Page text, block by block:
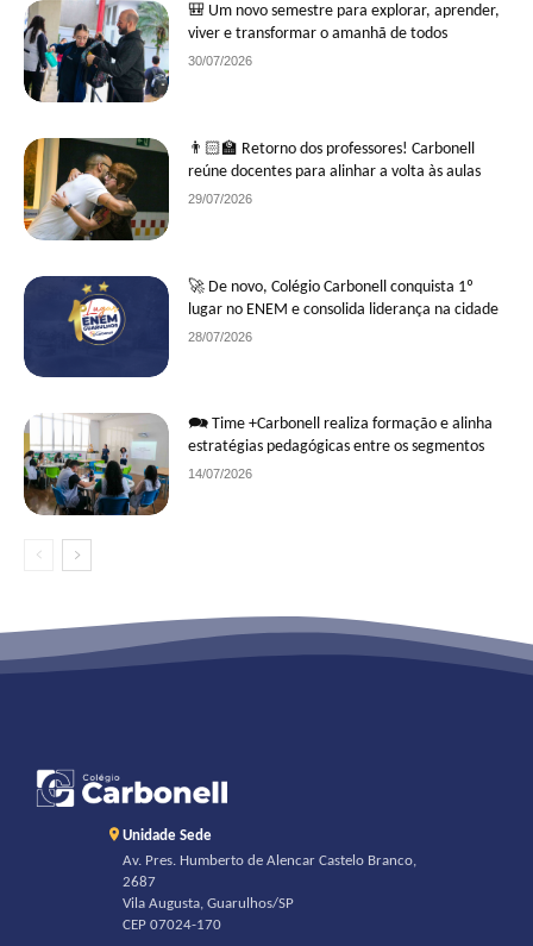
🎒 Um novo semestre para explorar, aprender,
viver e transformar o amanhã de todos
30/07/2026
👨🏻‍🏫 Retorno dos professores! Carbonell
reúne docentes para alinhar a volta às aulas
29/07/2026
🚀 De novo, Colégio Carbonell conquista 1º
lugar no ENEM e consolida liderança na cidade
28/07/2026
🗪 Time +Carbonell realiza formação e alinha
estratégias pedagógicas entre os segmentos
14/07/2026
Unidade Sede
Av. Pres. Humberto de Alencar Castelo Branco,
2687
Vila Augusta, Guarulhos/SP
CEP 07024-170